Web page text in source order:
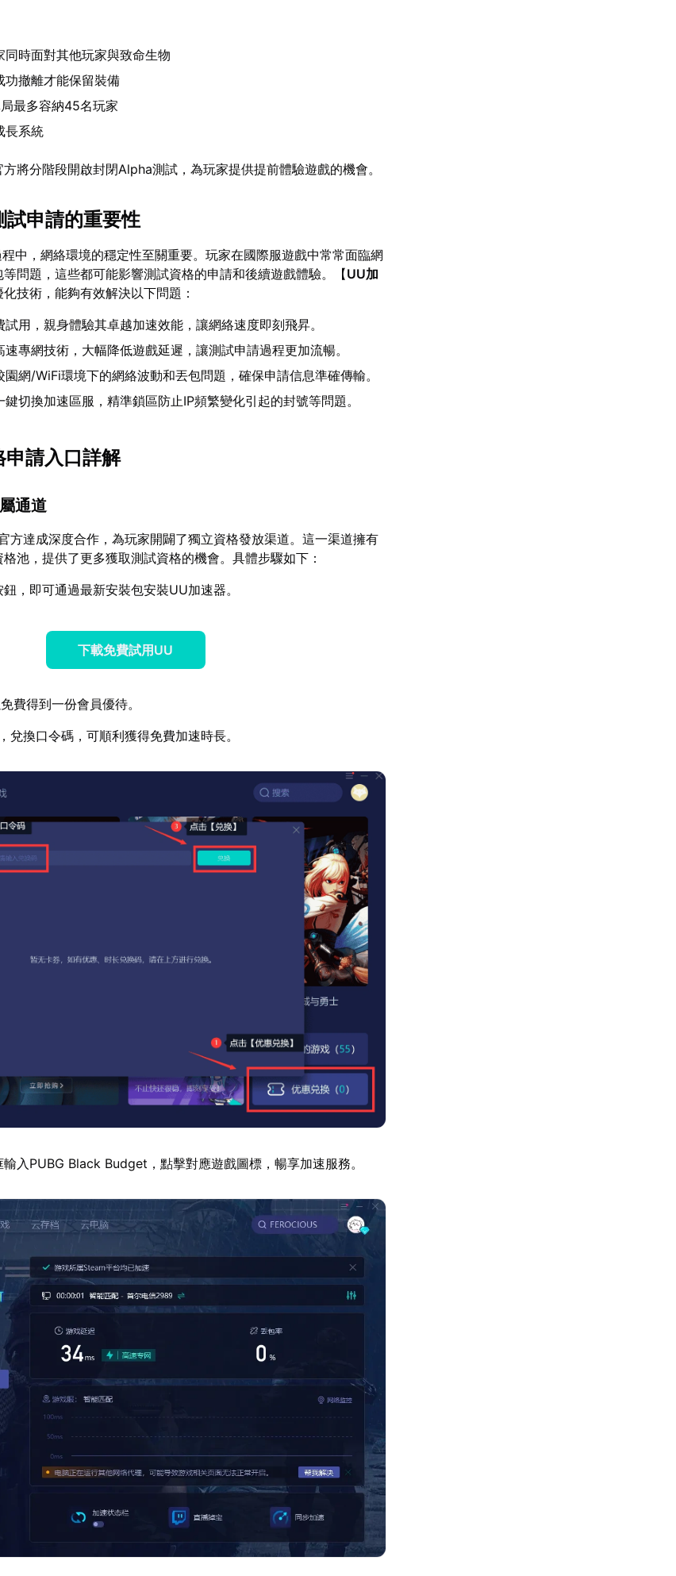
時面對其他玩家與致命生物
功撤離才能保留裝備
最多容納45名玩家
長系統
將分階段開啟封閉Alpha測試，為玩家提供提前體驗遊戲的機會。
試申請的重要性
中，網絡環境的穩定性至關重要。玩家在國際服遊戲中常常面臨網
問題，這些都可能影響測試資格的申請和後續遊戲體驗。【UU加
技術，能夠有效解決以下問題：
試用，親身體驗其卓越加速效能，讓網絡速度即刻飛昇。
速專網技術，大幅降低遊戲延遲，讓測試申請過程更加流暢。
園網/WiFi環境下的網絡波動和丟包問題，確保申請信息準確傳輸。
鍵切換加速區服，精準鎖區防止IP頻繁變化引起的封號等問題。
申請入口詳解
通道
方達成深度合作，為玩家開闢了獨立資格發放渠道。這一渠道擁有
池，提供了更多獲取測試資格的機會。具體步驟如下：
，即可通過最新安裝包安裝UU加速器。
下載免費試用UU
費得到一份會員優待。
兌換口令碼，可順利獲得免費加速時長。
入PUBG Black Budget，點擊對應遊戲圖標，暢享加速服務。